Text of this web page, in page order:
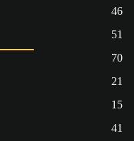
46
51
70
21
15
41